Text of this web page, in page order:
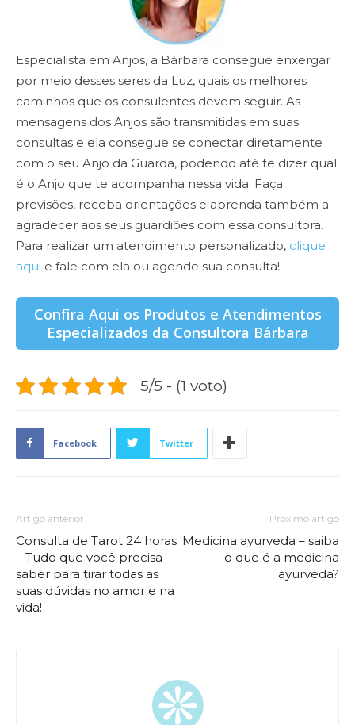
Especialista em Anjos, a Bárbara consegue enxergar
por meio desses seres da Luz, quais os melhores
caminhos que os consulentes devem seguir. As
mensagens dos Anjos são transmitidas em suas
consultas e ela consegue se conectar diretamente
com o seu Anjo da Guarda, podendo até te dizer qual
é o Anjo que te acompanha nessa vida. Faça
previsões, receba orientações e aprenda também a
agradecer aos seus guardiões com essa consultora.
Para realizar um atendimento personalizado, clique
aqui e fale com ela ou agende sua consulta!
Confira Aqui os Produtos e Atendimentos
Especializados da Consultora Bárbara
5/5 - (1 voto)
Facebook Twitter
Artigo anterior
Consulta de Tarot 24 horas
– Tudo que você precisa
saber para tirar todas as
suas dúvidas no amor e na
vida!
Próximo artigo
Medicina ayurveda – saiba
o que é a medicina
ayurveda?